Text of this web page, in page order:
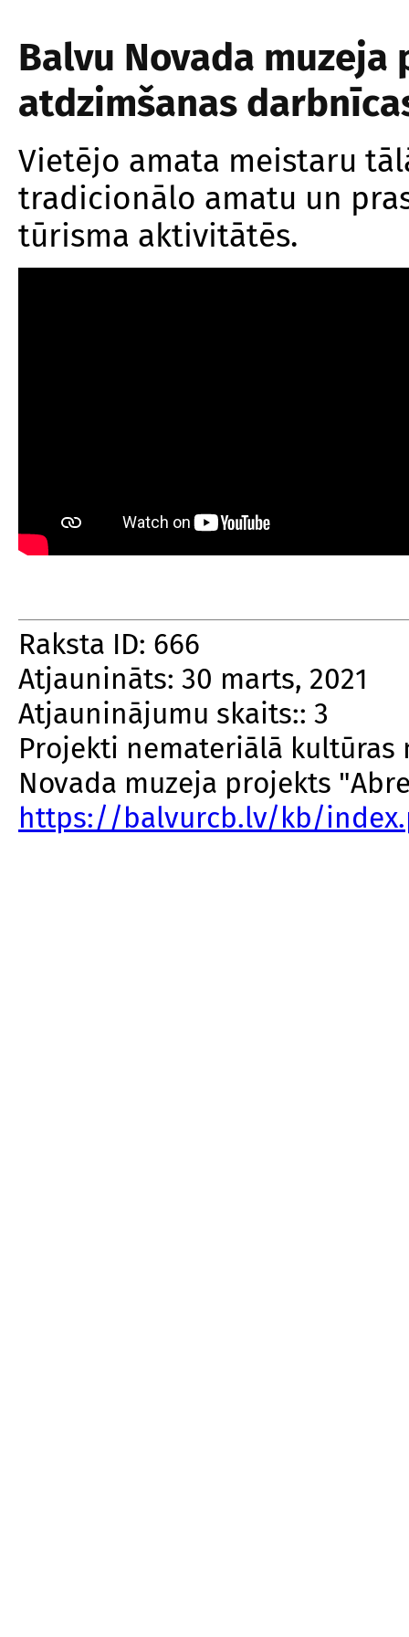
Balvu Novada
atdzimšanas
Vietējo amata meistaru
tradicionālo amatu un
tūrisma aktivitātēs.
Raksta ID: 666
Atjaunināts: 30 marts, 2021
Atjauninājumu skaits:: 3
Projekti nemateriālā kultūras
Novada muzeja projekts
https://balvurcb.lv/kb/